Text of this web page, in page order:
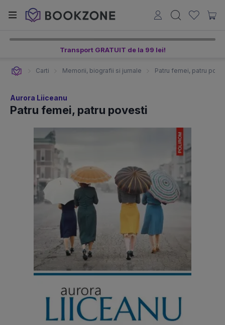
Transport GRATUIT de la 99 lei!
Carti Memorii, biografii si jurnale Patru femei, patru
Aurora Liiceanu
Patru femei, patru povesti